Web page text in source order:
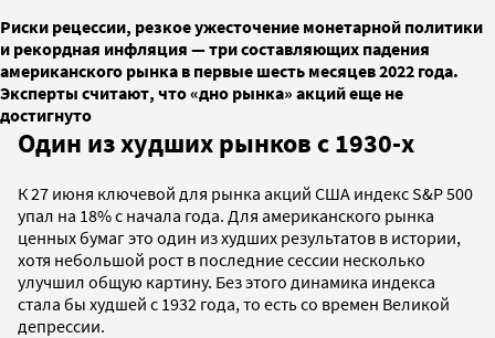
Риски рецессии, резкое ужесточение монетарной политики
и рекордная инфляция — три составляющих падения
американского рынка в первые шесть месяцев 2022 года.
Эксперты считают, что «дно рынка» акций еще не
достигнуто
Один из худших рынков с 1930-х
К 27 июня ключевой для рынка акций США индекс S&P 500
упал на 18% с начала года. Для американского рынка
ценных бумаг это один из худших результатов в истории,
хотя небольшой рост в последние сессии несколько
улучшил общую картину. Без этого динамика индекса
стала бы худшей с 1932 года, то есть со времен Великой
депрессии.